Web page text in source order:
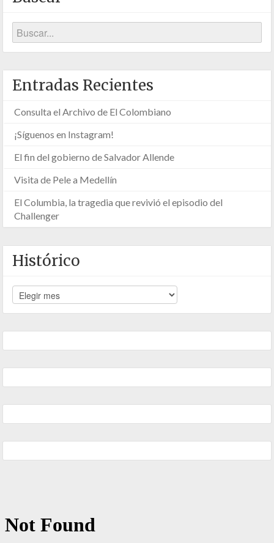
Entradas Recientes
Consulta el Archivo de El Colombiano
¡Síguenos en Instagram!
El fin del gobierno de Salvador Allende
Visita de Pele a Medellín
El Columbia, la tragedia que revivió el episodio del
Challenger
Histórico